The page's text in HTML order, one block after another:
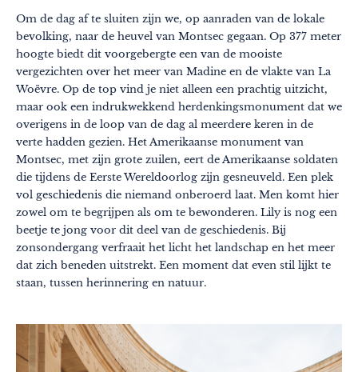
Om de dag af te sluiten zijn we, op aanraden van de lokale
bevolking, naar de heuvel van Montsec gegaan. Op 377 meter
hoogte biedt dit voorgebergte een van de mooiste
vergezichten over het meer van Madine en de vlakte van La
Woëvre. Op de top vind je niet alleen een prachtig uitzicht,
maar ook een indrukwekkend herdenkingsmonument dat we
overigens in de loop van de dag al meerdere keren in de
verte hadden gezien. Het Amerikaanse monument van
Montsec, met zijn grote zuilen, eert de Amerikaanse soldaten
die tijdens de Eerste Wereldoorlog zijn gesneuveld. Een plek
vol geschiedenis die niemand onberoerd laat. Men komt hier
zowel om te begrijpen als om te bewonderen. Lily is nog een
beetje te jong voor dit deel van de geschiedenis. Bij
zonsondergang verfraait het licht het landschap en het meer
dat zich beneden uitstrekt. Een moment dat even stil lijkt te
staan, tussen herinnering en natuur.